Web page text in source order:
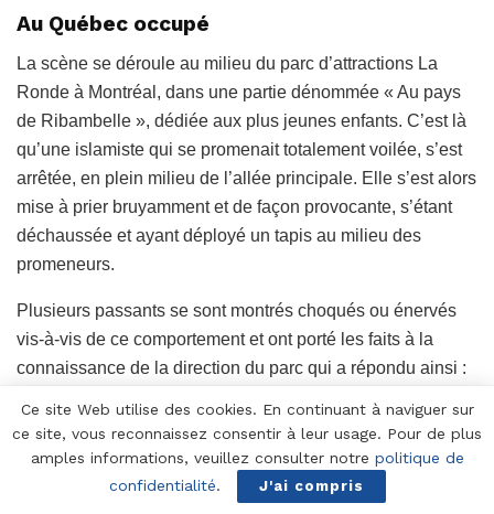
Au Québec occupé
La scène se déroule au milieu du parc d’attractions La
Ronde à Montréal, dans une partie dénommée « Au pays
de Ribambelle », dédiée aux plus jeunes enfants. C’est là
qu’une islamiste qui se promenait totalement voilée, s’est
arrêtée, en plein milieu de l’allée principale. Elle s’est alors
mise à prier bruyamment et de façon provocante, s’étant
déchaussée et ayant déployé un tapis au milieu des
promeneurs.
Plusieurs passants se sont montrés choqués ou énervés
vis-à-vis de ce comportement et ont porté les faits à la
connaissance de la direction du parc qui a répondu ainsi :
«Les invités de La Ronde reflètent notre diversité.
Nous ne faisons pas de discrimination fondée sur la
race, la religion, l’orientation sexuelle ou tout autre
facteur, afin de nous assurer que nos invités vivent une
Ce site Web utilise des cookies. En continuant à naviguer sur
ce site, vous reconnaissez consentir à leur usage. Pour de plus
amples informations, veuillez consulter notre politique de
confidentialité. J'ai compris